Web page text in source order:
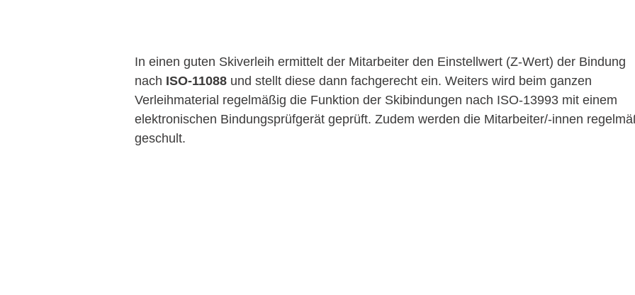
In einen guten Skiverleih ermittelt der Mitarbeiter den Einstellwert (Z-Wert) der Bindung
nach ISO-11088 und stellt diese dann fachgerecht ein. Weiters wird beim ganzen
Verleihmaterial regelmäßig die Funktion der Skibindungen nach ISO-13993 mit einem
elektronischen Bindungsprüfgerät geprüft. Zudem werden die Mitarbeiter/-innen
geschult.